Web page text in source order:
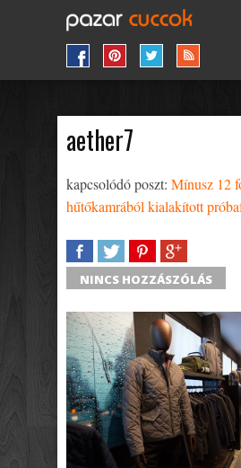
aether7
kapcsolódó poszt: Mínusz 12
hűtőkamrából kialakított
SHARETWEETSHARESHARE
NINCS HOZZÁSZÓLÁS